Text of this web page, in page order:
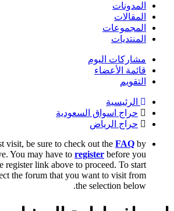
المدونات
المقالات
المجموعات
المنتديات
مشاركات اليوم
قائمة الأعضاء
التقويم
الرئيسية
حراج اسواق السعودية
حراج الرياض
visit, be sure to check out the FAQ by
You may have to register before you
register link above to proceed. To start
the forum that you want to visit from
the selection below.